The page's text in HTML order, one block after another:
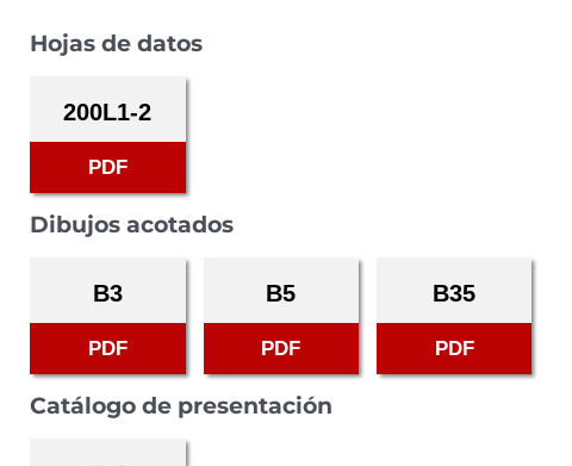
Hojas de datos
200L1-2
PDF
Dibujos acotados
B3
PDF
B5
PDF
B35
PDF
Catálogo de presentación